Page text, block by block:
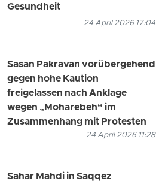
Gesundheit
24 April 2026 17:04
Sasan Pakravan vorübergehend
gegen hohe Kaution
freigelassen nach Anklage
wegen „Moharebeh“ im
Zusammenhang mit Protesten
24 April 2026 11:28
Sahar Mahdi in Saqqez